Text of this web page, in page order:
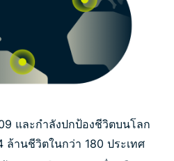
และกำลังปกป้องชีวิตบนโลก
ล้านชีวิตในกว่า 180 ประเทศ